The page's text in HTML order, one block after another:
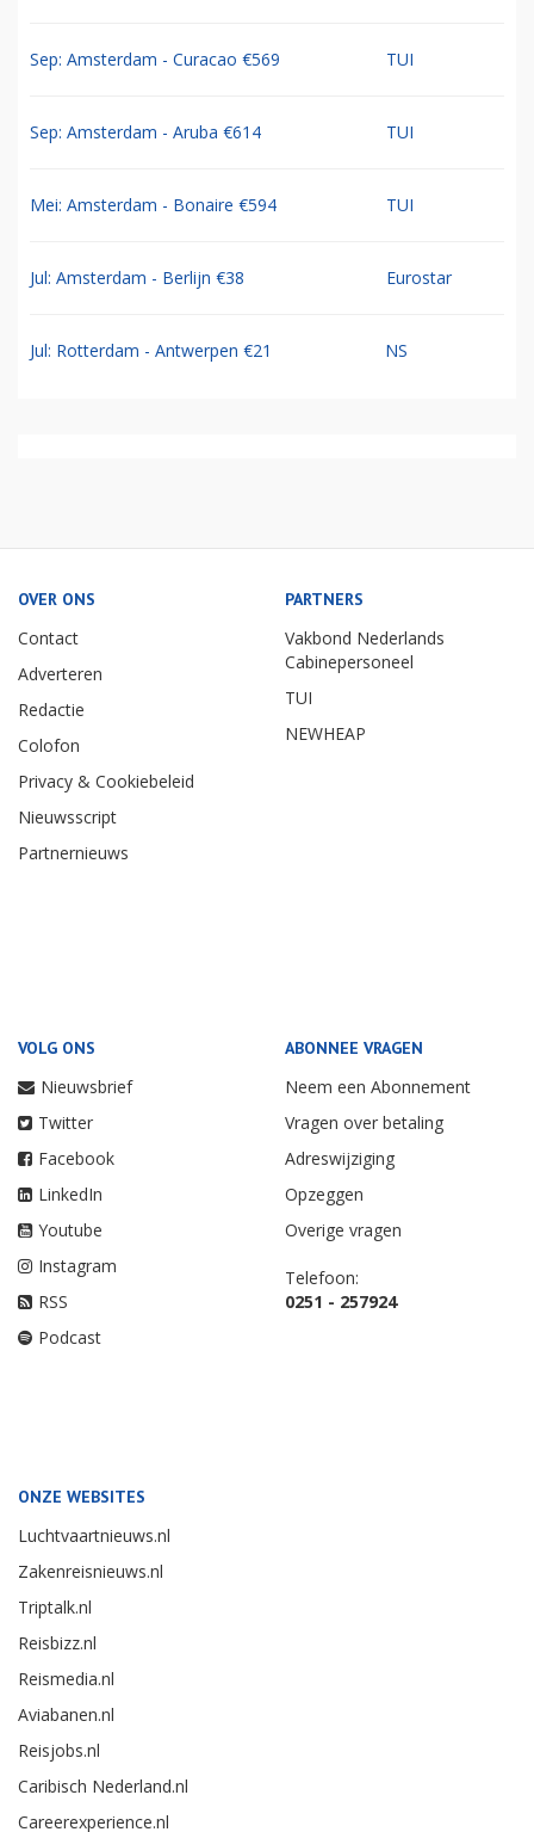
Sep: Amsterdam - Curacao €569 TUI
Sep: Amsterdam - Aruba €614 TUI
Mei: Amsterdam - Bonaire €594 TUI
Jul: Amsterdam - Berlijn €38 Eurostar
Jul: Rotterdam - Antwerpen €21 NS
OVER ONS
Contact
Adverteren
Redactie
Colofon
Privacy & Cookiebeleid
Nieuwsscript
Partnernieuws
PARTNERS
Vakbond Nederlands
Cabinepersoneel
TUI
NEWHEAP
VOLG ONS
Nieuwsbrief
Twitter
Facebook
LinkedIn
Youtube
Instagram
RSS
Podcast
ABONNEE VRAGEN
Neem een Abonnement
Vragen over betaling
Adreswijziging
Opzeggen
Overige vragen
Telefoon:
0251 - 257924
ONZE WEBSITES
Luchtvaartnieuws.nl
Zakenreisnieuws.nl
Triptalk.nl
Reisbizz.nl
Reismedia.nl
Aviabanen.nl
Reisjobs.nl
Caribisch Nederland.nl
Careerexperience.nl